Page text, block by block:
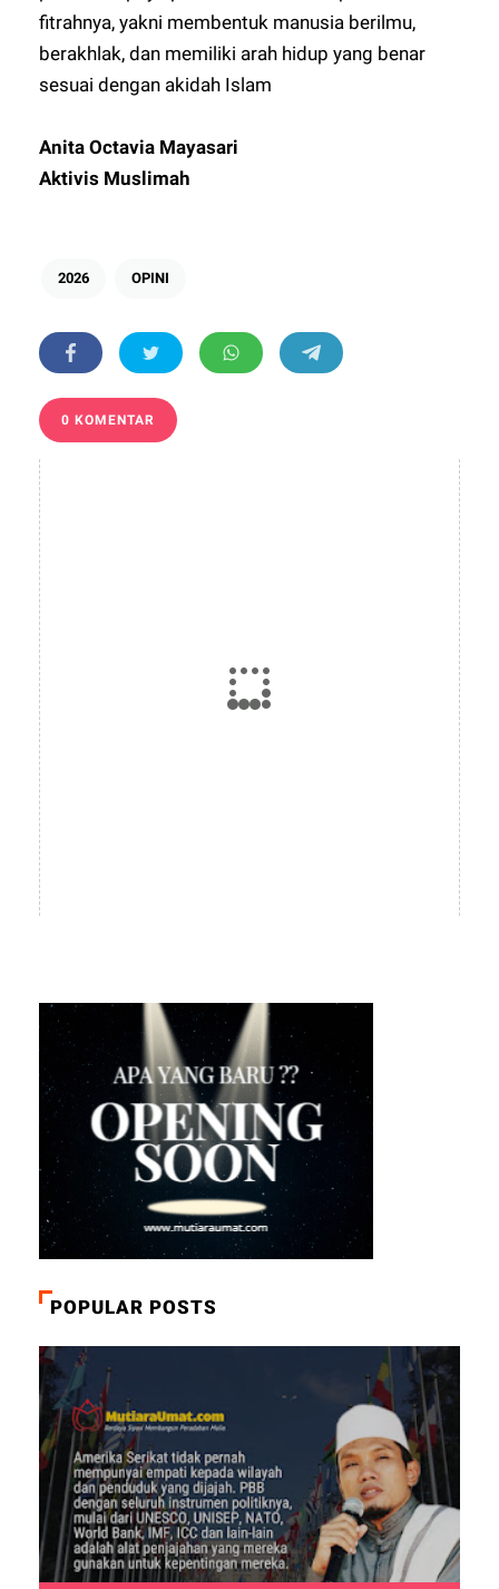
fitrahnya, yakni membentuk manusia berilmu,
berakhlak, dan memiliki arah hidup yang benar
sesuai dengan akidah Islam
Anita Octavia Mayasari
Aktivis Muslimah
2026 OPINI
0 KOMENTAR
POPULAR POSTS